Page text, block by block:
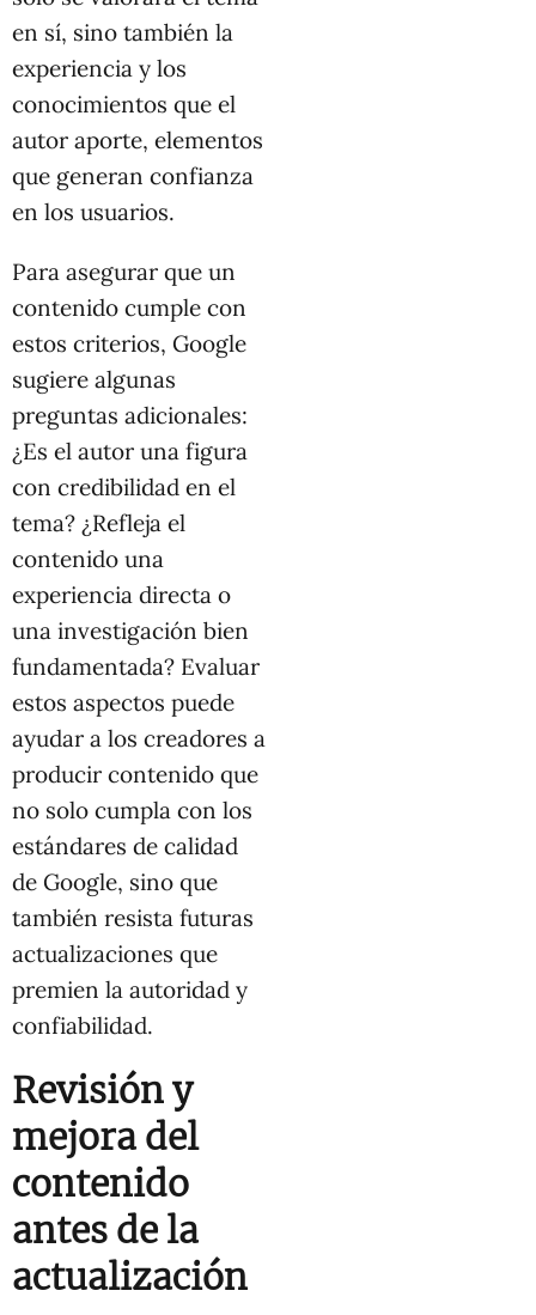
en sí, sino también la
experiencia y los
conocimientos que el
autor aporte, elementos
que generan confianza
en los usuarios.
Para asegurar que un
contenido cumple con
estos criterios, Google
sugiere algunas
preguntas adicionales:
¿Es el autor una figura
con credibilidad en el
tema? ¿Refleja el
contenido una
experiencia directa o
una investigación bien
fundamentada? Evaluar
estos aspectos puede
ayudar a los creadores a
producir contenido que
no solo cumpla con los
estándares de calidad
de Google, sino que
también resista futuras
actualizaciones que
premien la autoridad y
confiabilidad.
Revisión y
mejora del
contenido
antes de la
actualización